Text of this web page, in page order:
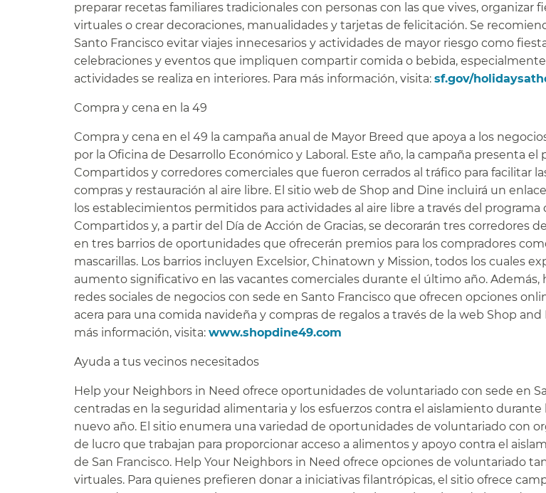
preparar recetas familiares tradicionales con personas con las que vives, organizar
virtuales o crear decoraciones, manualidades y tarjetas de felicitación. Se
Santo Francisco evitar viajes innecesarios y actividades de mayor riesgo como
celebraciones y eventos que impliquen compartir comida o bebida,
actividades se realiza en interiores. Para más información, visita: sf.gov/
Compra y cena en la 49​​
Compra y cena en el 49 la campaña anual de Mayor Breed que apoya a los
por la Oficina de Desarrollo Económico y Laboral. Este año, la campaña presenta el
Compartidos y corredores comerciales que fueron cerrados al tráfico para facilitar
compras y restauración al aire libre. El sitio web de Shop and Dine incluirá un
los establecimientos permitidos para actividades al aire libre a través del programa
Compartidos y, a partir del Día de Acción de Gracias, se decorarán tres corredores
en tres barrios de oportunidades que ofrecerán premios para los compradores
mascarillas. Los barrios incluyen Excelsior, Chinatown y Mission, todos los cuales
aumento significativo en las vacantes comerciales durante el último año. Además,
redes sociales de negocios con sede en Santo Francisco que ofrecen opciones
acera para una comida navideña y compras de regalos a través de la web Shop and
más información, visita: www.shopdine49.com
Ayuda a tus vecinos necesitados​​
Help your Neighbors in Need ofrece oportunidades de voluntariado con sede en
centradas en la seguridad alimentaria y los esfuerzos contra el aislamiento durante
nuevo año. El sitio enumera una variedad de oportunidades de voluntariado con
de lucro que trabajan para proporcionar acceso a alimentos y apoyo contra el
de San Francisco. Help Your Neighbors in Need ofrece opciones de voluntariado
virtuales. Para quienes prefieren donar a iniciativas filantrópicas, el sitio ofrece